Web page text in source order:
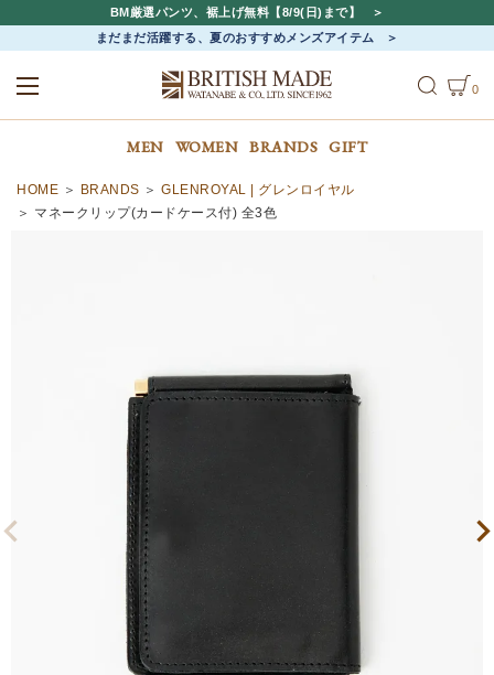
BM厳選パンツ、裾上げ無料【8/9(日)まで】
まだまだ活躍する、夏のおすすめメンズアイテム
0
MEN WOMEN BRANDS GIFT
HOME BRANDS
GLENROYAL | グレンロイヤル
マネークリップ(カードケース付) 全3色